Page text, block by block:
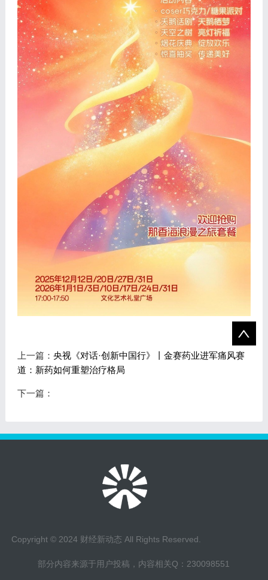
上一篇： 央视《对话·创新中国行》丨金赛药业进军痛风赛
道：新药如何重塑治疗格局
下一篇：
Copyright © 2024 财经新动态 All Rights Reserved.
部分内容来源于用户投稿，内容相关Q：230098551